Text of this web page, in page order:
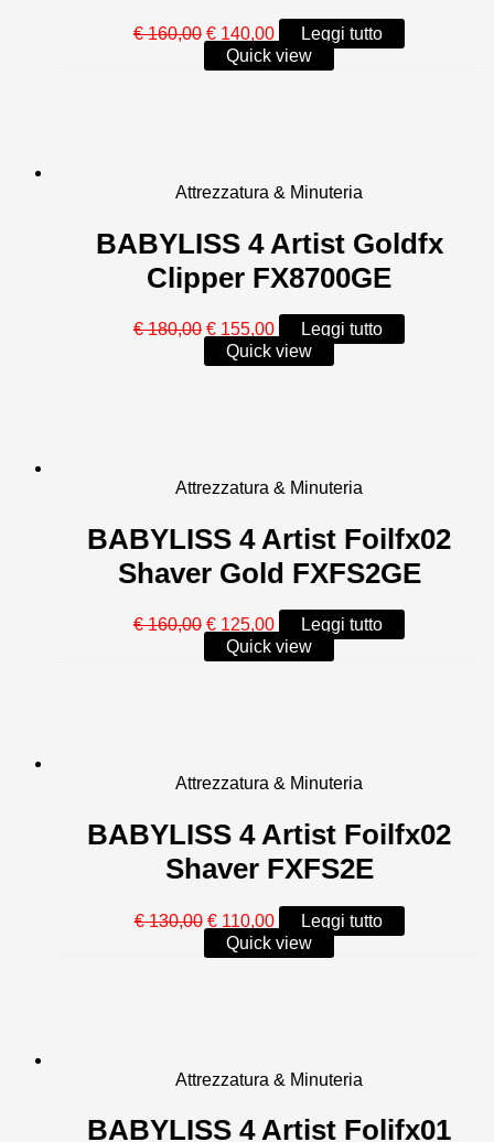
€160,00 Il
prezzo
originale
€ 140,00Il
prezzo
attuale
Leggi tutto
Quick view
Attrezzatura & Minuteria
BABYLISS 4 Artist Goldfx
Clipper FX8700GE
€180,00 Il
prezzo
originale
€ 155,00Il
prezzo
attuale
Leggi tutto
Quick view
Attrezzatura & Minuteria
BABYLISS 4 Artist Foilfx02
Shaver Gold FXFS2GE
€160,00 Il
prezzo
originale
€ 125,00Il
prezzo
attuale
Leggi tutto
Quick view
Attrezzatura & Minuteria
BABYLISS 4 Artist Foilfx02
Shaver FXFS2E
€130,00 Il
prezzo
originale
€110,00Il
prezzo
attuale
Leggi tutto
Quick view
Attrezzatura & Minuteria
BABYLISS 4 Artist Folifx01